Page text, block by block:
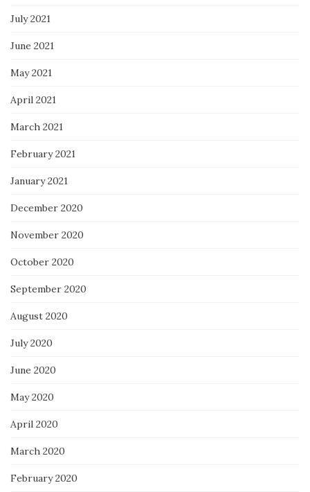
July 2021
June 2021
May 2021
April 2021
March 2021
February 2021
January 2021
December 2020
November 2020
October 2020
September 2020
August 2020
July 2020
June 2020
May 2020
April 2020
March 2020
February 2020